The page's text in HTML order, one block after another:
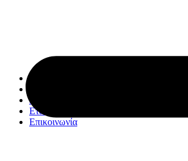
Κατάστημα
Εταιρία
Επικοινωνία